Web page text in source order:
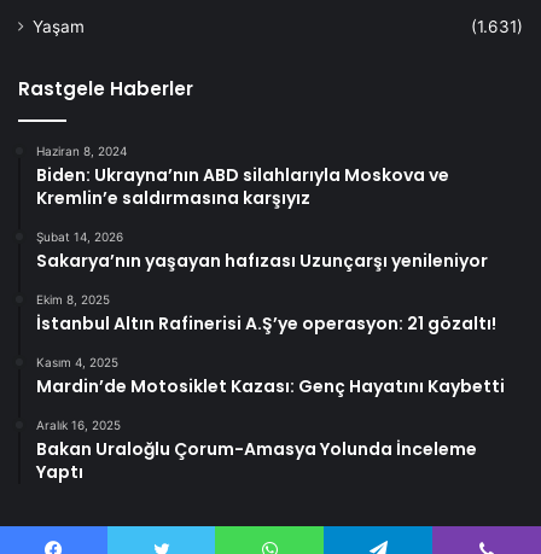
Yaşam
(1.631)
Rastgele Haberler
Haziran 8, 2024
Biden: Ukrayna’nın ABD silahlarıyla Moskova ve
Kremlin’e saldırmasına karşıyız
Şubat 14, 2026
Sakarya’nın yaşayan hafızası Uzunçarşı yenileniyor
Ekim 8, 2025
İstanbul Altın Rafinerisi A.Ş’ye operasyon: 21 gözaltı!
Kasım 4, 2025
Mardin’de Motosiklet Kazası: Genç Hayatını Kaybetti
Aralık 16, 2025
Bakan Uraloğlu Çorum-Amasya Yolunda İnceleme
Yaptı